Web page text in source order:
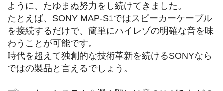
ように、たゆまぬ努力をし続けてきました。
たとえば、SONY MAP-S1ではスピーカーケーブル
を接続するだけで、簡単にハイレゾの明確な音を味
わうことが可能です。
時代を超えて独創的な技術革新を続けるSONYなら
ではの製品と言えるでしょう。